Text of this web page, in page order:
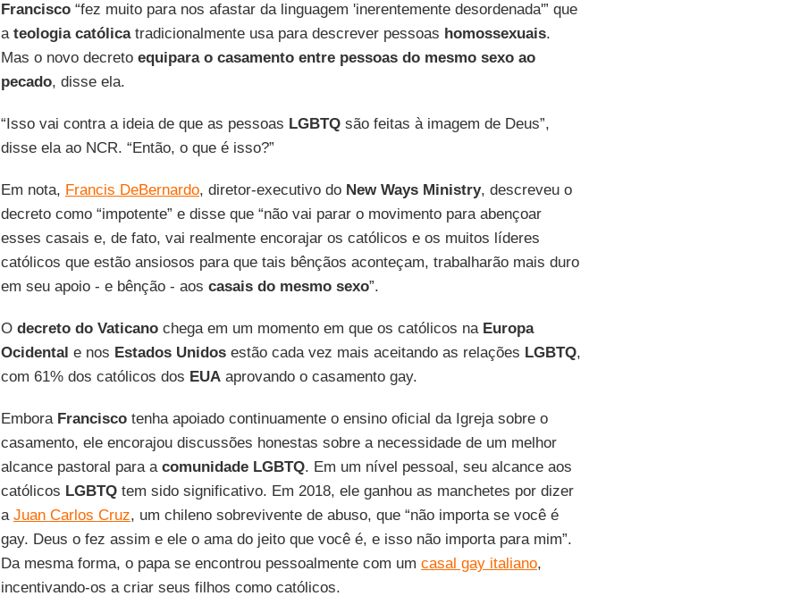
Francisco“fez muito para nos afastar da linguagem 'inerentemente desordenada'” que
a teologia católicatradicionalmente usa para descrever pessoas homossexuais.
Mas o novo decreto equipara o casamento entre pessoas do mesmo sexo ao
pecado, disse ela.
“Isso vai contra a ideia de que as pessoas LGBTQsão feitas à imagem de Deus”,
disse ela ao NCR. “Então, o que é isso?”
Em nota, Francis DeBernardo, diretor-executivo do New Ways Ministry, descreveu o
decreto como “impotente” e disse que “não vai parar o movimento para abençoar
esses casais e, de fato, vai realmente encorajar os católicos e os muitos líderes
católicos que estão ansiosos para que tais bênçãos aconteçam, trabalharão mais duro
em seu apoio - e bênção - aos casais do mesmo sexo”.
O decreto do Vaticanochega em um momento em que os católicos na Europa
Ocidental e nos Estados Unidosestão cada vez mais aceitando as relações LGBTQ,
com 61% dos católicos dos EUAaprovando o casamento gay.
Embora Franciscotenha apoiado continuamente o ensino oficial da Igreja sobre o
casamento, ele encorajou discussões honestas sobre a necessidade de um melhor
alcance pastoral para a comunidade LGBTQ. Em um nível pessoal, seu alcance aos
católicos LGBTQtem sido significativo. Em 2018, ele ganhou as manchetes por dizer
a Juan Carlos Cruz, um chileno sobrevivente de abuso, que “não importa se você é
gay. Deus o fez assim e ele o ama do jeito que você é, e isso não importa para mim”.
Da mesma forma, o papa se encontrou pessoalmente com um casal gay italiano,
incentivando-os a criar seus filhos como católicos.